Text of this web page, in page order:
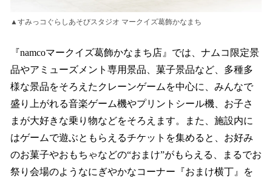
▲すみっコぐらしあそびスタジオ マークイズ葛飾かなまち
『namcoマークイズ葛飾かなまち店』では、ナムコ限定景
品やアミューズメント専用景品、菓子景品など、多種多
様な景品をそろえたクレーンゲームを中心に、みんなで
盛り上がれる音楽ゲーム機やプリントシール機、お子さ
まが大好きな乗り物などをそろえます。また、施設内に
はゲームで遊ぶともらえるチケットを集めると、お好み
のお菓子やおもちゃなどの“おまけ”がもらえる、まるでお
祭り会場のようなにぎやかなコーナー『おまけ横丁』を